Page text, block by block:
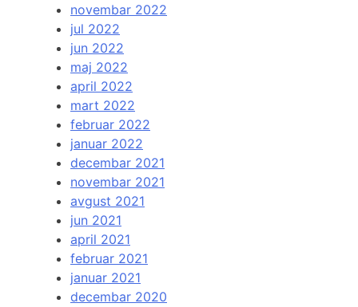
novembar 2022
jul 2022
jun 2022
maj 2022
april 2022
mart 2022
februar 2022
januar 2022
decembar 2021
novembar 2021
avgust 2021
jun 2021
april 2021
februar 2021
januar 2021
decembar 2020